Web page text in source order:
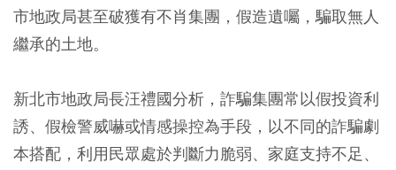
市地政局甚至破獲有不肖集團，假造遺囑，騙取無人
繼承的土地。
新北市地政局長汪禮國分析，詐騙集團常以假投資利
誘、假檢警威嚇或情感操控為手段，以不同的詐騙劇
本搭配，利用民眾處於判斷力脆弱、家庭支持不足、